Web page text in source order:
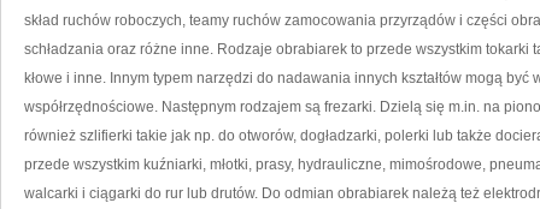
skład ruchów roboczych, teamy ruchów zamocowania przyrządów i części
schładzania oraz różne inne. Rodzaje obrabiarek to przede wszystkim tokarki
kłowe i inne. Innym typem narzędzi do nadawania innych kształtów mogą być
współrzędnościowe. Następnym rodzajem są frezarki. Dzielą się m.in. na
również szlifierki takie jak np. do otworów, dogładzarki, polerki lub także
przede wszystkim kuźniarki, młotki, prasy, hydrauliczne, mimośrodowe,
walcarki i ciągarki do rur lub drutów. Do odmian obrabiarek należą też